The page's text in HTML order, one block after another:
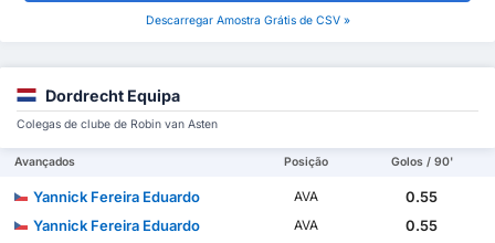
Descarregar Amostra Grátis de CSV »
Dordrecht Equipa
Colegas de clube de Robin van Asten
Avançados Posição Golos / 90'
Yannick Fereira Eduardo AVA
0.55
Yannick Fereira Eduardo
AVA 0.55